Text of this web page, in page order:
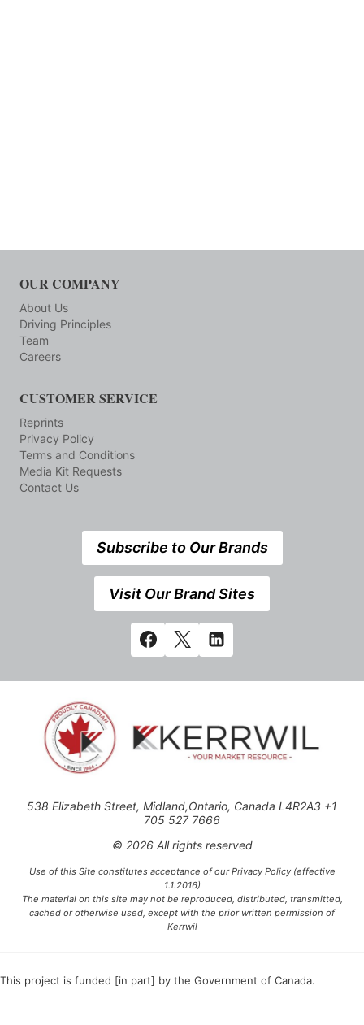
OUR COMPANY
About Us
Driving Principles
Team
Careers
CUSTOMER SERVICE
Reprints
Privacy Policy
Terms and Conditions
Media Kit Requests
Contact Us
Subscribe to Our Brands
Visit Our Brand Sites
538 Elizabeth Street, Midland,Ontario, Canada L4R2A3 +1
705 527 7666
© 2026 All rights reserved
Use of this Site constitutes acceptance of our Privacy Policy (effective
1.1.2016)
The material on this site may not be reproduced, distributed, transmitted,
cached or otherwise used, except with the prior written permission of
Kerrwil
This project is funded [in part] by the Government of Canada.